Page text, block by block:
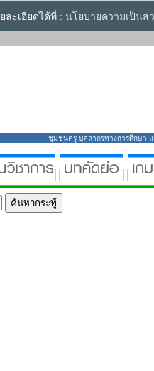
ะเอียดได้ที่ : นโยบายความเป็นส่
ชุมชนครู บุคลากรทางการศึกษา แ